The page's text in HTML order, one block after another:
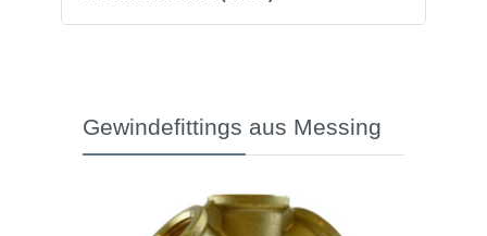
Gewindefittings aus Messing